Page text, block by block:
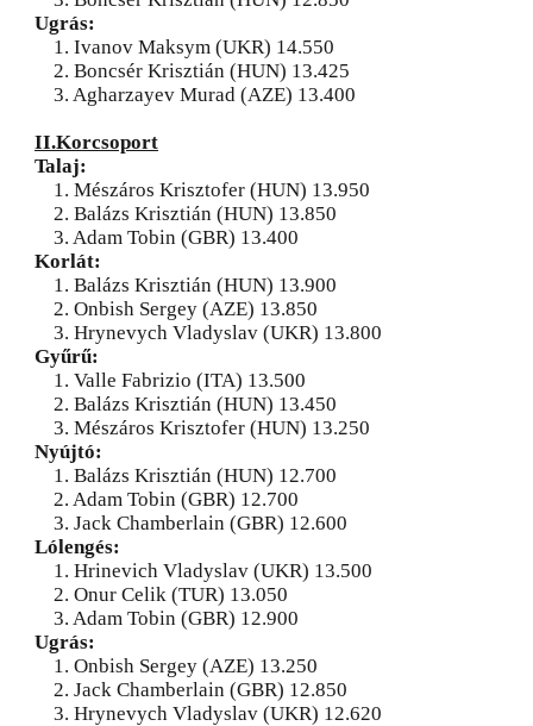
Ugrás:
1. Ivanov Maksym (UKR) 14.550
2. Boncsér Krisztián (HUN) 13.425
3. Agharzayev Murad (AZE) 13.400
II.Korcsoport
Talaj:
1. Mészáros Krisztofer (HUN) 13.950
2. Balázs Krisztián (HUN) 13.850
3. Adam Tobin (GBR) 13.400
Korlát:
1. Balázs Krisztián (HUN) 13.900
2. Onbish Sergey (AZE) 13.850
3. Hrynevych Vladyslav (UKR) 13.800
Gyűrű:
1. Valle Fabrizio (ITA) 13.500
2. Balázs Krisztián (HUN) 13.450
3. Mészáros Krisztofer (HUN) 13.250
Nyújtó:
1. Balázs Krisztián (HUN) 12.700
2. Adam Tobin (GBR) 12.700
3. Jack Chamberlain (GBR) 12.600
Lólengés:
1. Hrinevich Vladyslav (UKR) 13.500
2. Onur Celik (TUR) 13.050
3. Adam Tobin (GBR) 12.900
Ugrás:
1. Onbish Sergey (AZE) 13.250
2. Jack Chamberlain (GBR) 12.850
3. Hrynevych Vladyslav (UKR) 12.620